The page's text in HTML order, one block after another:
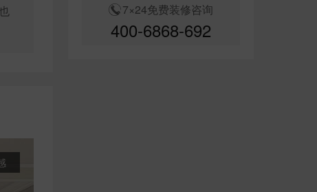
7×24免费装修咨询
400-6868-692